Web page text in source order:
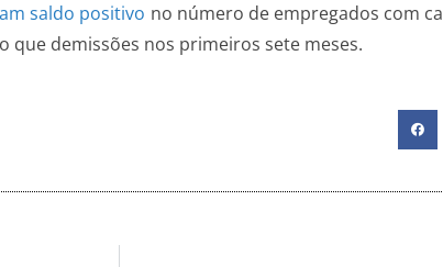
saldo positivo no número de empregados com
que demissões nos primeiros sete meses.